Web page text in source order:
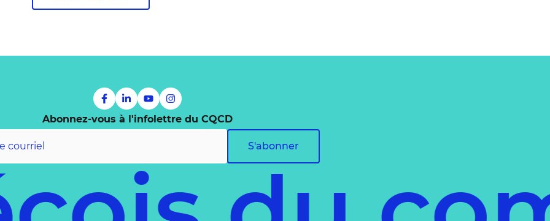
Abonnez-vous à l'infolettre du CQCD
S'abonner